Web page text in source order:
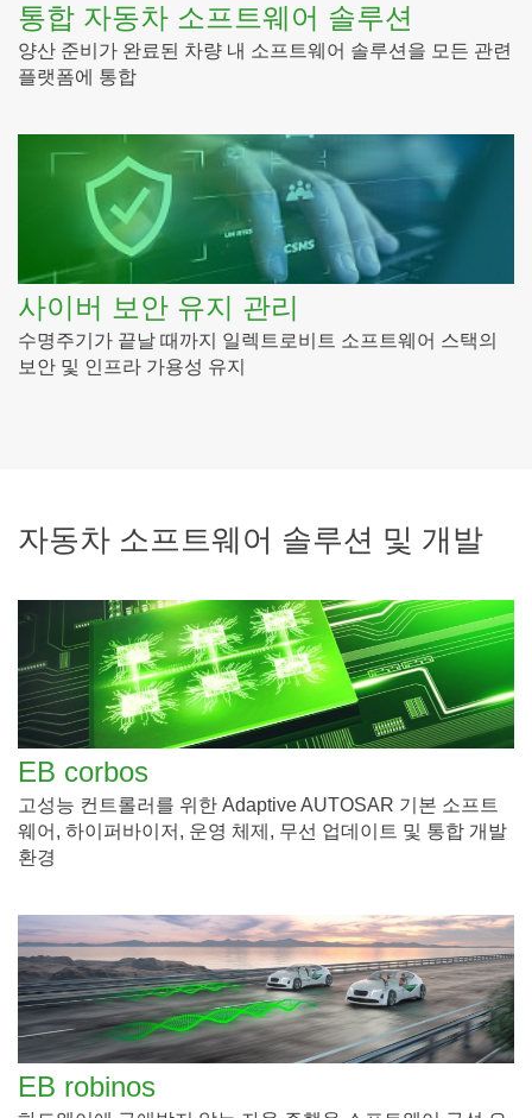
통합 자동차 소프트웨어 솔루션
양산 준비가 완료된 차량 내 소프트웨어 솔루션을 모든 관련
플랫폼에 통합
사이버 보안 유지 관리
수명주기가 끝날 때까지 일렉트로비트 소프트웨어 스택의
보안 및 인프라 가용성 유지
자동차 소프트웨어 솔루션 및 개발
EB corbos
고성능 컨트롤러를 위한 Adaptive AUTOSAR 기본 소프트
웨어, 하이퍼바이저, 운영 체제, 무선 업데이트 및 통합 개발
환경
EB robinos